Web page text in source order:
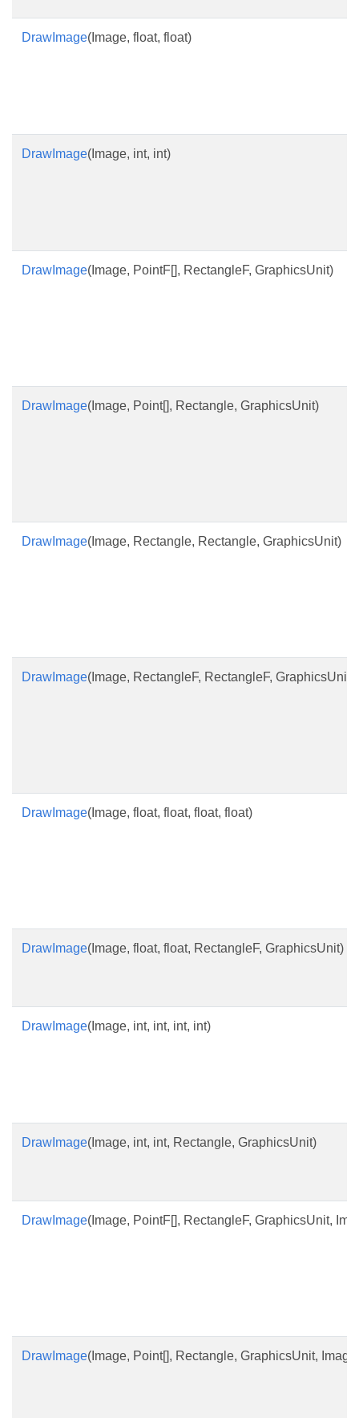
DrawImage(Image, float, float)
DrawImage(Image, int, int)
DrawImage(Image, PointF[], RectangleF, GraphicsUnit)
DrawImage(Image, Point[], Rectangle, GraphicsUnit)
DrawImage(Image, Rectangle, Rectangle, GraphicsUnit)
DrawImage(Image, RectangleF, RectangleF, GraphicsUnit)
DrawImage(Image, float, float, float, float)
DrawImage(Image, float, float, RectangleF, GraphicsUnit)
DrawImage(Image, int, int, int, int)
DrawImage(Image, int, int, Rectangle, GraphicsUnit)
DrawImage(Image, PointF[], RectangleF, GraphicsUnit,
DrawImage(Image, Point[], Rectangle, GraphicsUnit,